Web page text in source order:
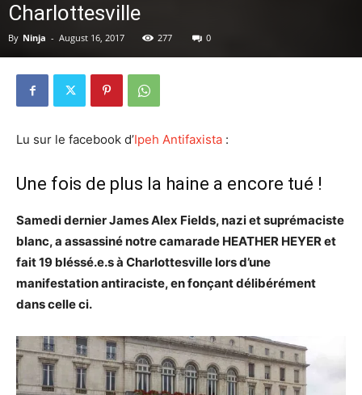
Charlottesville
By Ninja - August 16, 2017 277 0
Lu sur le facebook d’Ipeh Antifaxista :
Une fois de plus la haine a encore tué !
Samedi dernier James Alex Fields, nazi et suprémaciste
blanc, a assassiné notre camarade HEATHER HEYER et
fait 19 bléssé.e.s à Charlottesville lors d’une
manifestation antiraciste, en fonçant délibérément
dans celle ci.